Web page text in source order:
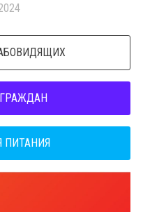
ПИТАНИЯ